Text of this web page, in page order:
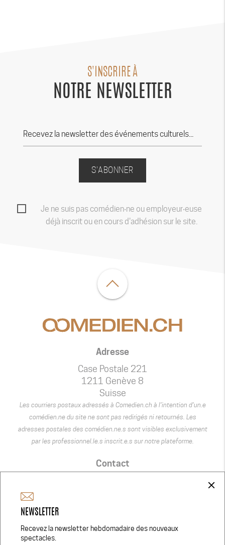
S'INSCRIRE À
NOTRE NEWSLETTER
S'ABONNER
Je ne suis pas comédien‧ne ou employeur‧euse
déjà inscrit ou en cours d'adhésion sur le site.
Adresse
Case Postale 221
1211 Genève 8
Suisse
Les courriers postaux adressés à Comedien.ch à l’intention d’un.e
comédien.ne du site ne sont pas redirigés ni retournés. Les
adresses postales des comédien.ne.s sont visibles exclusivement
par les professionnel.le.s inscrit.e.s sur notre plateforme.
Contact
close
NEWSLETTER
Recevez la newsletter hebdomadaire des nouveaux
spectacles.